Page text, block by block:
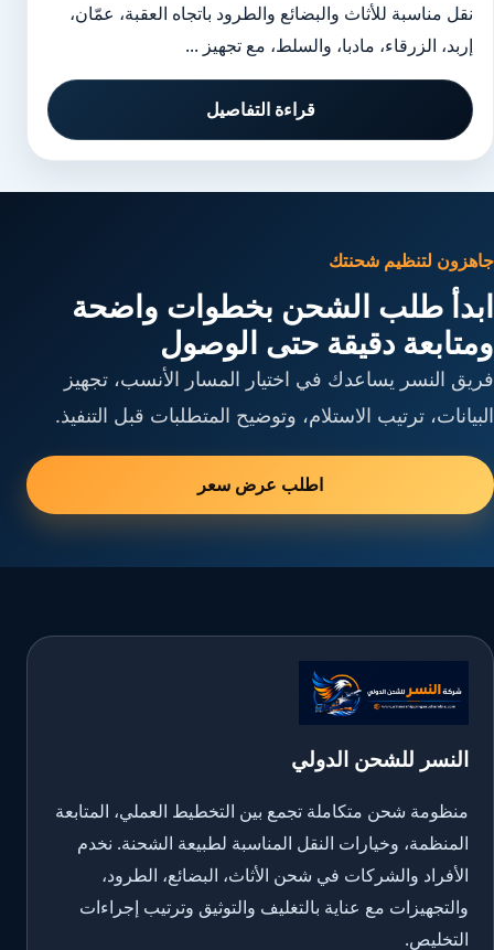
نقل مناسبة للأثاث والبضائع والطرود باتجاه العقبة، عمّان،
إربد، الزرقاء، مادبا، والسلط، مع تجهيز ...
قراءة التفاصيل
جاهزون لتنظيم شحنتك
ابدأ طلب الشحن بخطوات واضحة
ومتابعة دقيقة حتى الوصول
فريق النسر يساعدك في اختيار المسار الأنسب، تجهيز
البيانات، ترتيب الاستلام، وتوضيح المتطلبات قبل التنفيذ.
اطلب عرض سعر
النسر للشحن الدولي
منظومة شحن متكاملة تجمع بين التخطيط العملي، المتابعة
المنظمة، وخيارات النقل المناسبة لطبيعة الشحنة. نخدم
الأفراد والشركات في شحن الأثاث، البضائع، الطرود،
والتجهيزات مع عناية بالتغليف والتوثيق وترتيب إجراءات
التخليص.